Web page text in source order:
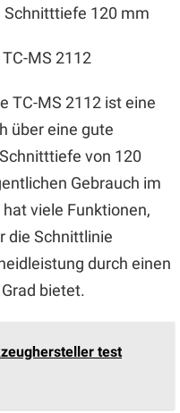
Schnitttiefe 120 mm
MS 2112
TC-MS 2112 ist eine
über eine gute
von 120
Gebrauch im
viele Funktionen,
die Schnittlinie
durch einen
bietet.
test